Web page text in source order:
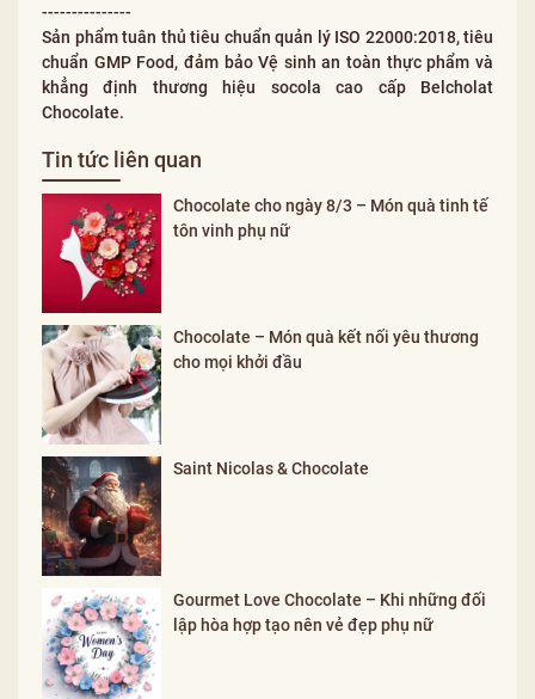
---------------
Sản phẩm tuân thủ tiêu chuẩn quản lý ISO 22000:2018, tiêu
chuẩn GMP Food, đảm bảo Vệ sinh an toàn thực phẩm và
khẳng định thương hiệu socola cao cấp Belcholat
Chocolate.
Tin tức liên quan
Chocolate cho ngày 8/3 – Món quà tinh tế
tôn vinh phụ nữ
Chocolate – Món quà kết nối yêu thương
cho mọi khởi đầu
Saint Nicolas & Chocolate
Gourmet Love Chocolate – Khi những đối
lập hòa hợp tạo nên vẻ đẹp phụ nữ